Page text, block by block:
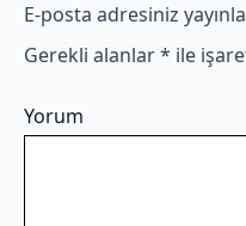
E-posta adresiniz
Gerekli alanlar* ile
Yorum